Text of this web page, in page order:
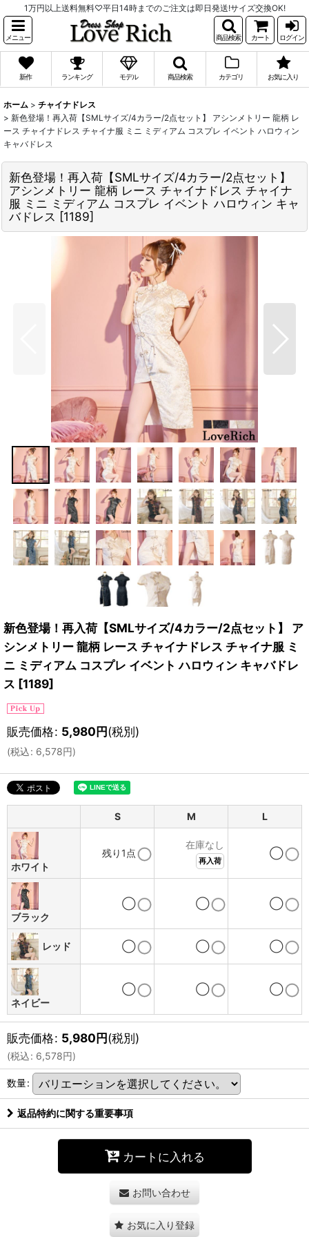
1万円以上送料無料♡平日14時までのご注文は即日発送!サイズ交換OK!
メニュー 商品検索 カート ログイン
新作 ランキング モデル 商品検索 カテゴリ お気に入り
ホーム > チャイナドレス
> 新色登場！再入荷【SMLサイズ/4カラー/2点セット】 アシンメトリー 龍柄 レ
ース チャイナドレス チャイナ服 ミニ ミディアム コスプレ イベント ハロウィン
キャバドレス
新色登場！再入荷【SMLサイズ/4カラー/2点セット】
アシンメトリー 龍柄 レース チャイナドレス チャイナ
服 ミニ ミディアム コスプレ イベント ハロウィン キャ
バドレス [1189]
新色登場！再入荷【SMLサイズ/4カラー/2点セット】 ア
シンメトリー 龍柄 レース チャイナドレス チャイナ服 ミ
ニ ミディアム コスプレ イベント ハロウィン キャバドレ
ス [1189]
販売価格: 5,980円(税別)
(税込: 6,578円)
S M L
ホワイト
残り1点
在庫なし
再入荷
◯
ブラック
◯ ◯ ◯
レッド ◯ ◯ ◯
ネイビー
◯ ◯ ◯
販売価格: 5,980円(税別)
(税込: 6,578円)
数量:
返品特約に関する重要事項
カートに入れる
お問い合わせ
お気に入り登録